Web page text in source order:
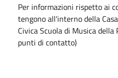
Per informazioni rispetto ai
tengono all'interno della
Civica Scuola di Musica
punti di contatto)